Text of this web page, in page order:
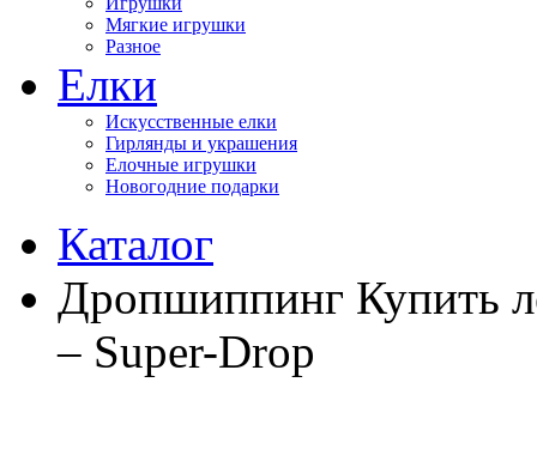
Мягкие игрушки
Разное
Елки
Искусственные елки
Гирлянды и украшения
Елочные игрушки
Новогодние подарки
Каталог
Дропшиппинг Купить
– Super-Drop